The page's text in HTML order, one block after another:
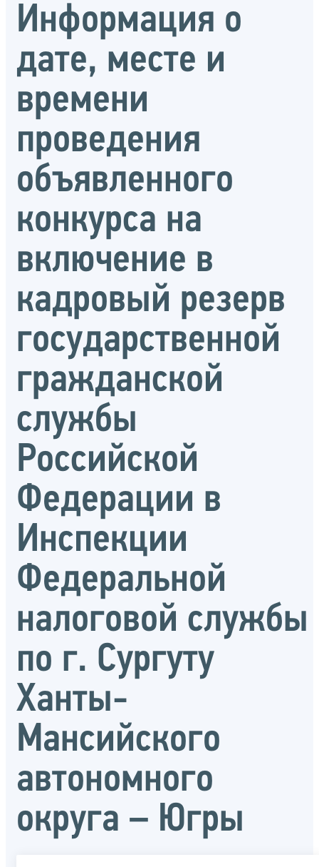
Информация о
дате, месте и
времени
проведения
объявленного
конкурса на
включение в
кадровый резерв
государственной
гражданской
службы
Российской
Федерации в
Инспекции
Федеральной
налоговой службы
по г. Сургуту
Ханты-
Мансийского
автономного
округа – Югры